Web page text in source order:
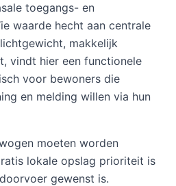
toegangs- en
waarde hecht aan centrale
makkelijk
vindt hier een functionele
voor bewoners die
en melding willen via hun
moeten worden
lokale opslag prioriteit is
gewenst is.